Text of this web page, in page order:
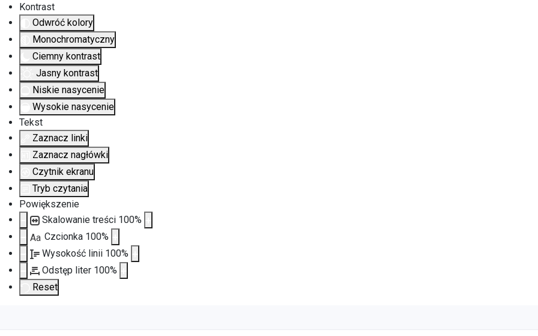
Kontrast
Odwróć kolory
Monochromatyczny
Ciemny kontrast
Jasny kontrast
Niskie nasycenie
Wysokie nasycenie
Tekst
Zaznacz linki
Zaznacz nagłówki
Czytnik ekranu
Tryb czytania
Powiększenie
Skalowanie treści 100%
Aa Czcionka 100%
Wysokość linii 100%
Odstęp liter 100%
Reset